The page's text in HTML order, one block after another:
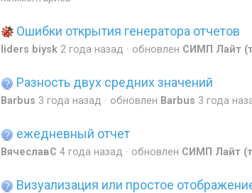
Ошибки открытия генератора отчетов
liders biysk 2 года назад обновлен СИМП Лайт
Разность двух средних значений
Barbus 3 года назад обновлен Barbus 3 года
ежедневный отчет
ВячеславС 4 года назад обновлен СИМП Лайт
Визуализация или простое